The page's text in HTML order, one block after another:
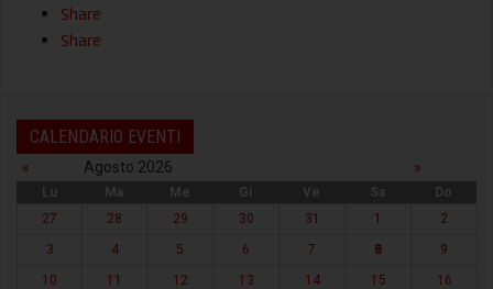
Share
Share
CALENDARIO EVENTI
« Agosto 2026 »
Lu Ma Me Gi Ve Sa
Do
27
28 29 30 31 1
2
3
4 5 6 7 8
9
10
11 12 13 14 15
16